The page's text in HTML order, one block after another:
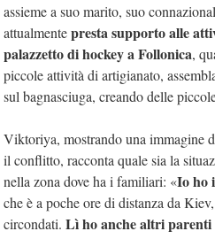
assieme a suo marito, suo
attualmentepresta supporto alle
palazzetto di hockey a Follonica,
piccole attività di artigianato,
sul bagnasciuga, creando delle
Viktoriya, mostrando una immagine
il conflitto, racconta quale sia la
nella zona dove ha i familiari: «Io ho
che è a poche ore di distanza da
circondati. Lì ho anche altri parenti